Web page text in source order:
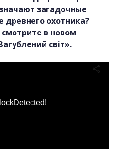
загадочные
древнего охотника?
в новом
світ».